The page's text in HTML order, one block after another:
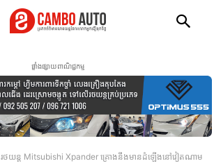
ផ្ទាំងផ្សាយពាណិជ្ជកម្ម
រថយន្ត Mitsubishi Xpander គ្រោង​នឹងមានដំឡើងនៅវៀតណាម